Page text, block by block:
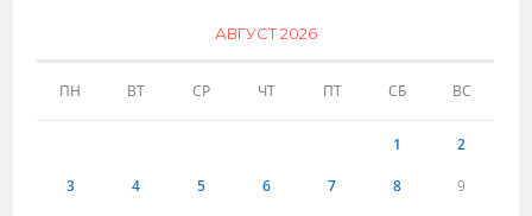
АВГУСТ 2026
ПН ВТ СР ЧТ ПТ СБ ВС
1 2
3 4 5 6 7 8 9